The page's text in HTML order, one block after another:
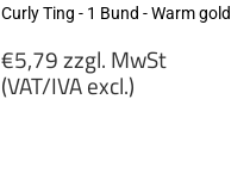
Curly Ting - 1 Bund - Warm gold
Regular
price
€5,79 zzgl. MwSt
(VAT/IVA excl.)